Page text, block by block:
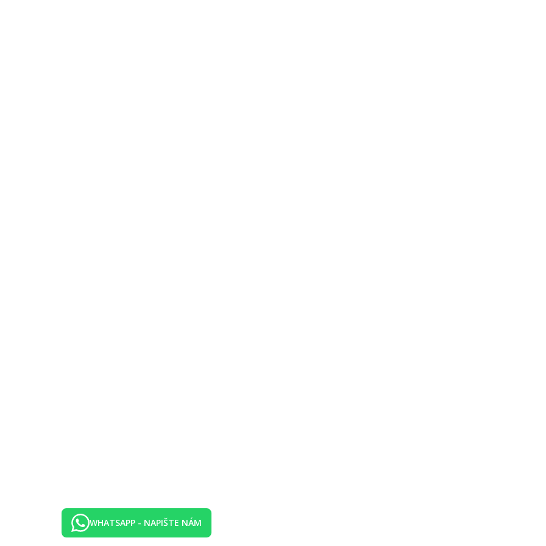
centra, společenská místnost, kongresový sál* až pro 108 osob s projekční technikou a wi-fi připojením k internetu, dětský koutek,
lyží, místnost pro úschovu zavazadel, výtah, vyhrazené parkoviště* / nabíjecí stanice (pomalé do 22 kW)*, služby hotelové prádelny*
venkovní vířivka* až pro 8 osob, finská sauna, biosauna a pára (zdarma 1 hod. / den, další vstupy za poplatek), ledová lázeň,
vířivkou, finskou saunou a odpočinkovou místností s TV), masáže*
s přílohou, dezert, nápoje za poplatek
lůžky a případně rozkládacím gaučem pro 1 osobu, sociální zařízení zpravidla se sprchou, některé pokoje s balkonem*
WHATSAPP - NAPIŠTE NÁM